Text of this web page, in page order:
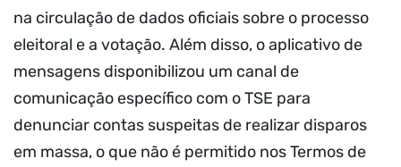
na circulação de dados oficiais sobre o processo
eleitoral e a votação. Além disso, o aplicativo de
mensagens disponibilizou um canal de
comunicação específico com o TSE para
denunciar contas suspeitas de realizar disparos
em massa, o que não é permitido nos Termos de